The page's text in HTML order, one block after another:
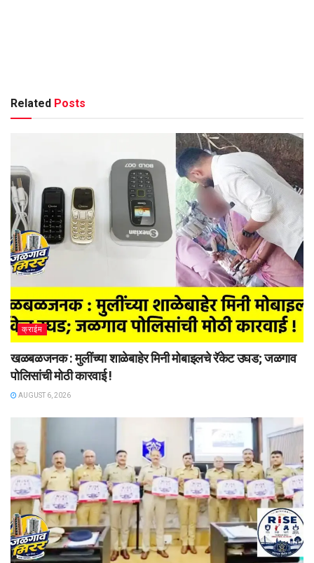
Related Posts
क्राईम
खळबळजनक : मुलींच्या शाळेबाहेर मिनी मोबाइलचे रॅकेट उघड; जळगाव
पोलिसांची मोठी कारवाई !
AUGUST 6, 2026